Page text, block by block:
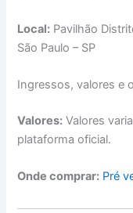
Local: Pavilhão
São Paulo – SP
Ingressos, valores e
Valores: Valores
plataforma oficial.
Onde comprar: Pré